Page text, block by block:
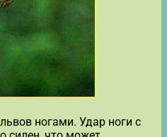
ногами. Удар ноги с